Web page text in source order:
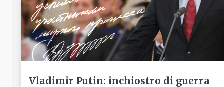
Vladimir Putin: inchiostro di guerra